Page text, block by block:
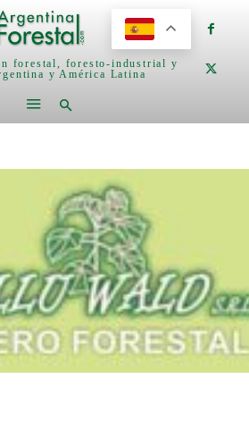
forestal, foresto-industrial y
y América Latina